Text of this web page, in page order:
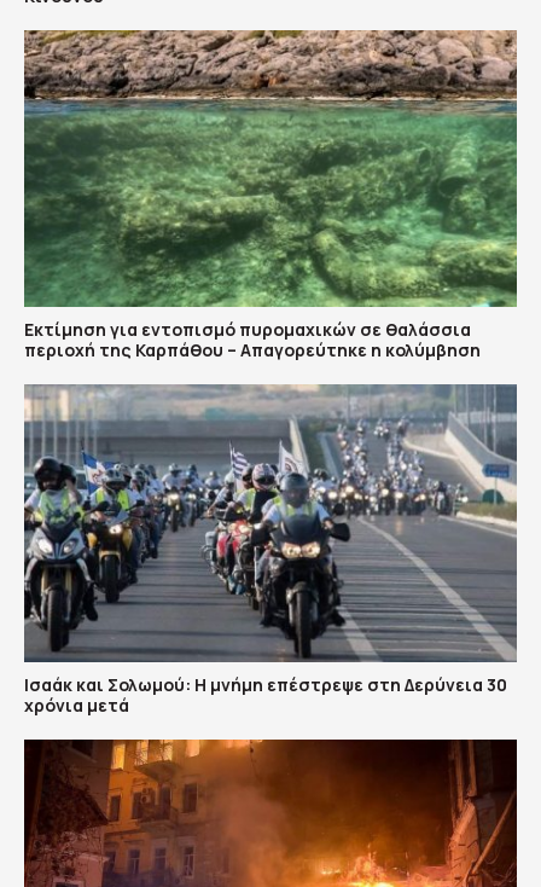
Εκτίμηση για εντοπισμό πυρομαχικών σε θαλάσσια
περιοχή της Καρπάθου – Απαγορεύτηκε η κολύμβηση
Ισαάκ και Σολωμού: Η μνήμη επέστρεψε στη Δερύνεια 30
χρόνια μετά